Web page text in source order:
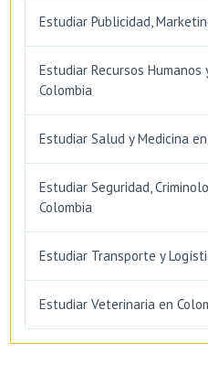
Estudiar Publicidad,
Estudiar Recursos Humanos
Colombia
Estudiar Salud y Medicina
Estudiar Seguridad,
Colombia
Estudiar Transporte y
Estudiar Veterinaria en